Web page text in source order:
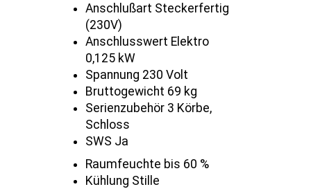
Anschlußart Steckerfertig
(230V)
Anschlusswert Elektro
0,125 kW
Spannung 230 Volt
Bruttogewicht 69 kg
Serienzubehör 3 Körbe,
Schloss
SWS Ja
Raumfeuchte bis 60 %
Kühlung Stille